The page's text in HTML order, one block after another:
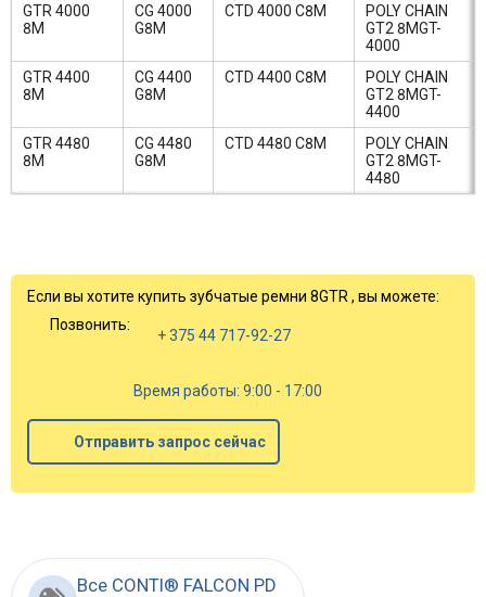
GTR 4000
8M
CG 4000
G8M
CTD 4000 C8M
POLY CHAIN
GT2 8MGT-
4000
GTR 4400
8M
CG 4400
G8M
CTD 4400 C8M
POLY CHAIN
GT2 8MGT-
4400
GTR 4480
8M
CG 4480
G8M
CTD 4480 C8M
POLY CHAIN
GT2 8MGT-
4480
Если вы хотите купить зубчатые ремни 8GTR , вы можете:
Позвонить:
+ 375 44 717-92-27
Время работы: 9:00 - 17:00
Отправить запрос сейчас
Все CONTI® FALCON PD